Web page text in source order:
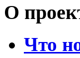
О
Что